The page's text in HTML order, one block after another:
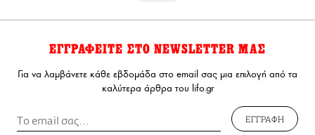
ΕΓΓΡΑΦΕΙΤΕ ΣΤΟ NEWSLETTER ΜΑΣ
Για να λαμβάνετε κάθε εβδομάδα στο email σας μια επιλογή από τα
καλύτερα άρθρα του lifo.gr
ΕΓΓΡΑΦΗ